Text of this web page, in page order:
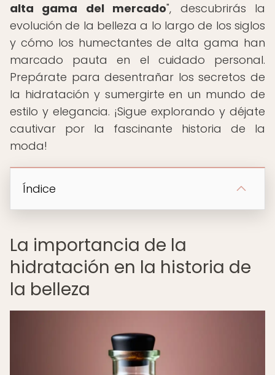
alta gama del mercado", descubrirás la
evolución de la belleza a lo largo de los siglos
y cómo los humectantes de alta gama han
marcado pauta en el cuidado personal.
Prepárate para desentrañar los secretos de
la hidratación y sumergirte en un mundo de
estilo y elegancia. ¡Sigue explorando y déjate
cautivar por la fascinante historia de la
moda!
Índice
La importancia de la
hidratación en la historia de
la belleza